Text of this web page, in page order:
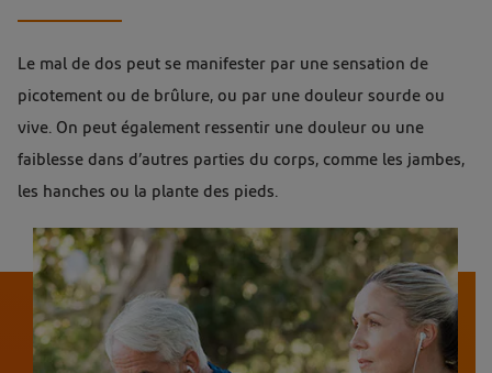
Le mal de dos peut se manifester par une sensation de
picotement ou de brûlure, ou par une douleur sourde ou
vive. On peut également ressentir une douleur ou une
faiblesse dans d’autres parties du corps, comme les jambes,
les hanches ou la plante des pieds.